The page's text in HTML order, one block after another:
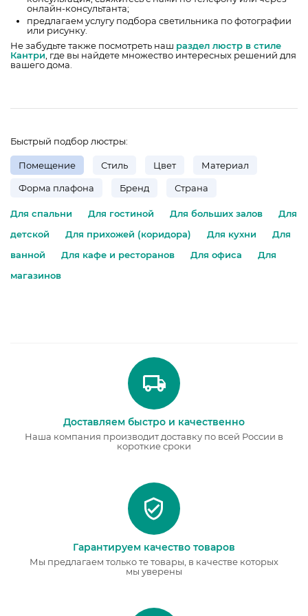
онлайн-консультанта;
предлагаем услугу подбора светильника по фотографии
или рисунку.
Не забудьте также посмотреть наш раздел люстр в стиле
Кантри , где вы найдете множество интересных решений для
вашего дома.
Быстрый подбор люстры:
Помещение Стиль Цвет Материал
Форма плафона Бренд Страна
Для спальни Для гостиной Для больших залов
Для
детской
Для прихожей (коридора) Для кухни
Для
ванной
Для кафе и ресторанов Для офиса
Для
магазинов
Доставляем быстро и качественно
Наша компания производит доставку по всей России в
короткие сроки
Гарантируем качество товаров
Мы предлагаем только те товары, в качестве которых
мы уверены